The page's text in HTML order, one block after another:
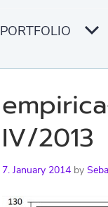
PORTFOLIO
IV/2013
7. January 2014 by